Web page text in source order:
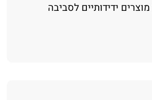
מוצרים ידידותיים לסביבה